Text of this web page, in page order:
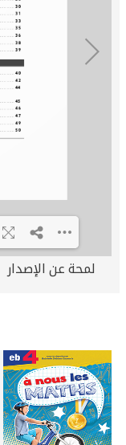
لمحة عن الإصدار
Related
Books